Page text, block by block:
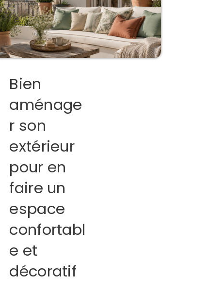
Bien
aménage
r son
extérieur
pour en
faire un
espace
confortabl
e et
décoratif